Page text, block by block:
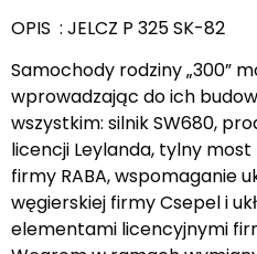
OPIS : JELCZ P 325 SK-82
Samochody rodziny „300”
wprowadzając do ich
wszystkim: silnik SW680,
licencji Leylanda, tylny
firmy RABA, wspomaganie
węgierskiej firmy Csepel i
elementami licencyjnymi